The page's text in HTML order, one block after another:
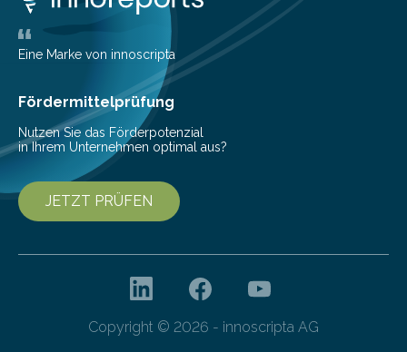
ein Impfschutz wichtig, da das Virus jederzeit wieder
eingeschleppt werden könnte. Epidemiolog:innen des
Helmholtz-Zentrums für Infektionsforschung (HZI)
haben nun gezeigt, dass viele…
Eine Marke von innoscripta
Fördermittelprüfung
Nutzen Sie das Förderpotenzial
in Ihrem Unternehmen optimal aus?
JETZT PRÜFEN
Copyright © 2026 - innoscripta AG